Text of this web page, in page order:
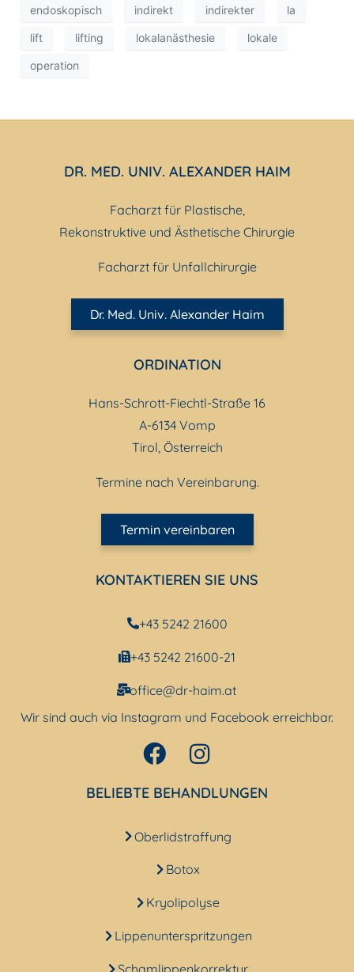
endoskopisch indirekt indirekter la
lift lifting lokalanästhesie lokale
operation
DR. MED. UNIV. ALEXANDER HAIM
Facharzt für Plastische,
Rekonstruktive und Ästhetische Chirurgie
Facharzt für Unfallchirurgie
Dr. Med. Univ. Alexander Haim
ORDINATION
Hans-Schrott-Fiechtl-Straße 16
A-6134 Vomp
Tirol, Österreich
Termine nach Vereinbarung.
Termin vereinbaren
KONTAKTIEREN SIE UNS
+43 5242 21600
+43 5242 21600-21
office@dr-haim.at
Wir sind auch via Instagram und Facebook erreichbar.
BELIEBTE BEHANDLUNGEN
Oberlidstraffung
Botox
Kryolipolyse
Lippenunterspritzungen